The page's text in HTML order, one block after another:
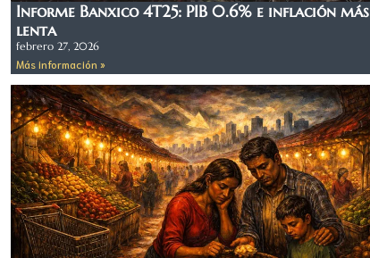
Informe Banxico 4T25: PIB 0.6% e inflación más
lenta
febrero 27, 2026
Más información »